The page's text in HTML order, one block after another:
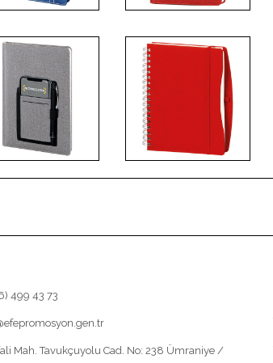
499 43 73
Mah. Tavukçuyolu Cad. No: 238 Ümraniye /